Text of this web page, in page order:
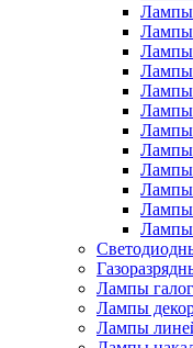
Лампы
Лампы
Лампы
Лампы
Лампы
Лампы
Лампы
Лампы
Лампы
Лампы
Лампы
Лампы
Лампы
Лампы
Лампы